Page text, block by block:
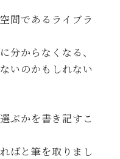
間であるライブラ
分からなくなる、
いのかもしれない
ぶかを書き記すこ
ばと筆を取りまし